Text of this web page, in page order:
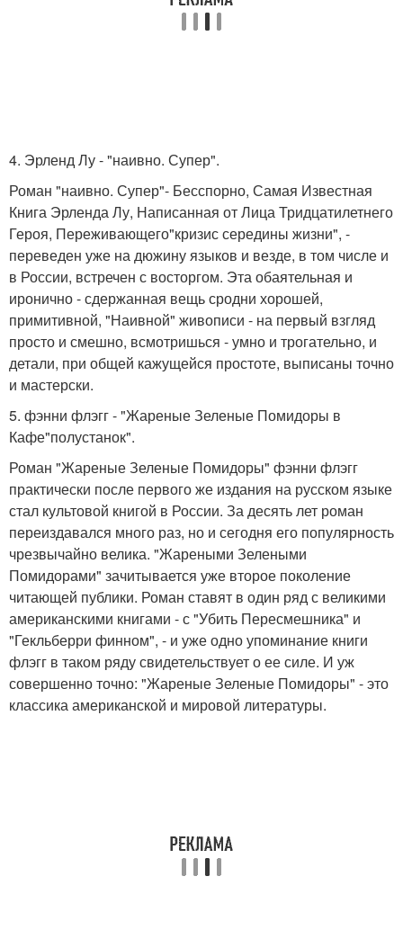
4. Эрленд Лу - "наивно. Супер".
Роман "наивно. Супер"- Бесспорно, Самая Известная
Книга Эрленда Лу, Написанная от Лица Тридцатилетнего
Героя, Переживающего"кризис середины жизни", -
переведен уже на дюжину языков и везде, в том числе и
в России, встречен с восторгом. Эта обаятельная и
иронично - сдержанная вещь сродни хорошей,
примитивной, "Наивной" живописи - на первый взгляд
просто и смешно, всмотришься - умно и трогательно, и
детали, при общей кажущейся простоте, выписаны точно
и мастерски.
5. фэнни флэгг - "Жареные Зеленые Помидоры в
Кафе"полустанок".
Роман "Жареные Зеленые Помидоры" фэнни флэгг
практически после первого же издания на русском языке
стал культовой книгой в России. За десять лет роман
переиздавался много раз, но и сегодня его популярность
чрезвычайно велика. "Жареными Зелеными
Помидорами" зачитывается уже второе поколение
читающей публики. Роман ставят в один ряд с великими
американскими книгами - с "Убить Пересмешника" и
"Гекльберри финном", - и уже одно упоминание книги
флэгг в таком ряду свидетельствует о ее силе. И уж
совершенно точно: "Жареные Зеленые Помидоры" - это
классика американской и мировой литературы.